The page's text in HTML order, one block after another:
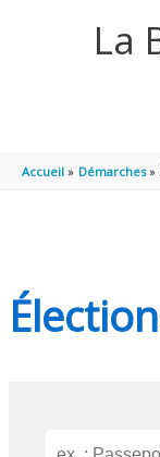
La
Accueil Démarches